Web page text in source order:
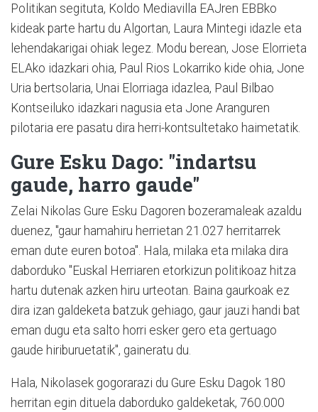
Politikan segituta, Koldo Mediavilla EAJren EBBko
kideak parte hartu du Algortan, Laura Mintegi idazle eta
lehendakarigai ohiak legez. Modu berean, Jose Elorrieta
ELAko idazkari ohia, Paul Rios Lokarriko kide ohia, Jone
Uria bertsolaria, Unai Elorriaga idazlea, Paul Bilbao
Kontseiluko idazkari nagusia eta Jone Aranguren
pilotaria ere pasatu dira herri-kontsultetako haimetatik.
Gure Esku Dago: "indartsu
gaude, harro gaude"
Zelai Nikolas Gure Esku Dagoren bozeramaleak azaldu
duenez, "gaur hamahiru herrietan 21.027 herritarrek
eman dute euren botoa". Hala, milaka eta milaka dira
daborduko "Euskal Herriaren etorkizun politikoaz hitza
hartu dutenak azken hiru urteotan. Baina gaurkoak ez
dira izan galdeketa batzuk gehiago, gaur jauzi handi bat
eman dugu eta salto horri esker gero eta gertuago
gaude hiriburuetatik", gaineratu du.
Hala, Nikolasek gogorarazi du Gure Esku Dagok 180
herritan egin dituela daborduko galdeketak, 760.000